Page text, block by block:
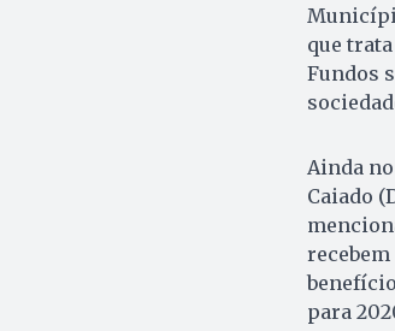
que
Fundos
Ainda
Caiado
para